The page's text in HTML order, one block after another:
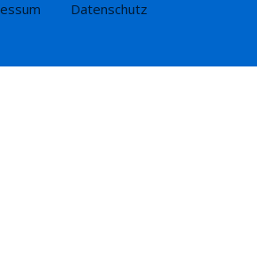
Datenschutz